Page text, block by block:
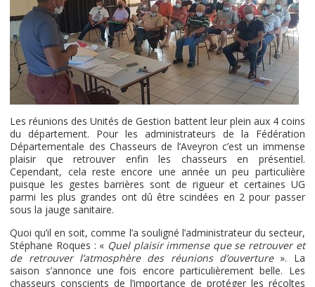
Les réunions des Unités de Gestion battent leur plein aux 4 coins
du département. Pour les administrateurs de la Fédération
Départementale des Chasseurs de l’Aveyron c’est un immense
plaisir que retrouver enfin les chasseurs en présentiel.
Cependant, cela reste encore une année un peu particulière
puisque les gestes barrières sont de rigueur et certaines UG
parmi les plus grandes ont dû être scindées en 2 pour passer
sous la jauge sanitaire.
Quoi qu’il en soit, comme l’a souligné l’administrateur du secteur,
Stéphane Roques : « Quel plaisir immense que se retrouver et
de retrouver l’atmosphère des réunions d’ouverture». La
saison s’annonce une fois encore particulièrement belle. Les
chasseurs conscients de l’importance de protéger les récoltes